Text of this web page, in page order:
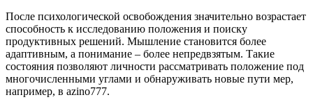
После психологической освобождения значительно возрастает
способность к исследованию положения и поиску
продуктивных решений. Мышление становится более
адаптивным, а понимание – более непредвзятым. Такие
состояния позволяют личности рассматривать положение под
многочисленными углами и обнаруживать новые пути мер,
например, в azino777.